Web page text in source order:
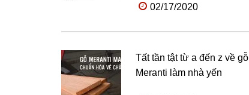
02/17/2020
Tất tần tật từ a đến z về gỗ
Meranti làm nhà yến